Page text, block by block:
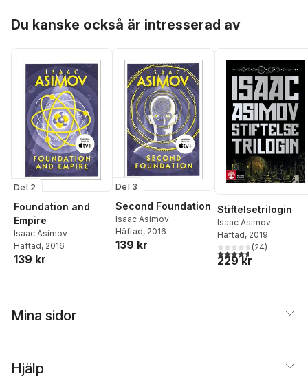
Du kanske också är intresserad av
Del 2
Foundation and
Empire
Isaac Asimov
Häftad, 2016
139 kr
Del 3
Second Foundation
Isaac Asimov
Häftad, 2016
139 kr
Stiftelsetrilogin
Isaac Asimov
Häftad, 2019
4,6utav 5 stjärnor.
(24)
229 kr
Mina sidor
Hjälp